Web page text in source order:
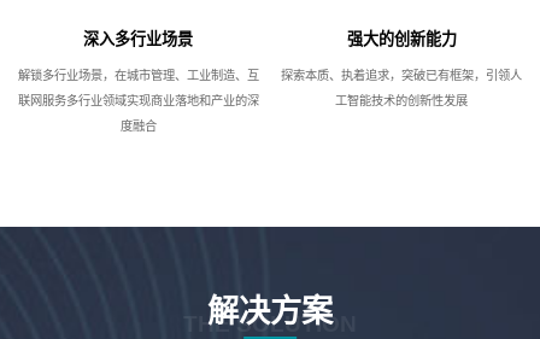
深入多行业场景
解锁多行业场景，在城市管理、工业制造、互
联网服务多行业领域实现商业落地和产业的深
度融合
强大的创新能力
探索本质、执着追求，突破已有框架，引领人
工智能技术的创新性发展
解决方案
THE SOLUTION